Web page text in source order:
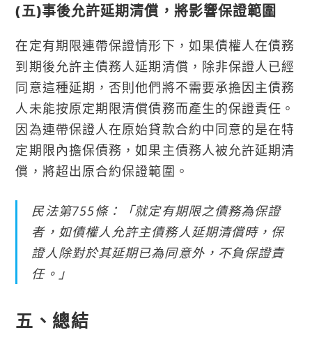
(五)事後允許延期清償，將影響保證範圍
在定有期限連帶保證情形下，如果債權人在債務
到期後允許主債務人延期清償，除非保證人已經
同意這種延期，否則他們將不需要承擔因主債務
人未能按原定期限清償債務而產生的保證責任。
因為連帶保證人在原始貸款合約中同意的是在特
定期限內擔保債務，如果主債務人被允許延期清
償，將超出原合約保證範圍。
民法第755條：「就定有期限之債務為保證
者，如債權人允許主債務人延期清償時，保
證人除對於其延期已為同意外，不負保證責
任。」
五、總結